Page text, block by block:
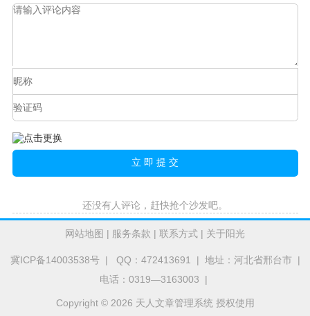
还没有人评论，赶快抢个沙发吧。
网站地图 | 服务条款 | 联系方式 | 关于阳光
冀ICP备14003538号| QQ：472413691 | 地址：河北省邢台市 |
电话：0319—3163003 |
Copyright © 2026 天人文章管理系统 授权使用